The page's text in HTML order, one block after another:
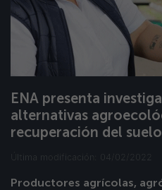
ENA presenta
alternativas
recuperación del suelo
Última modificación: 04/02/2022
Productores agrícolas,